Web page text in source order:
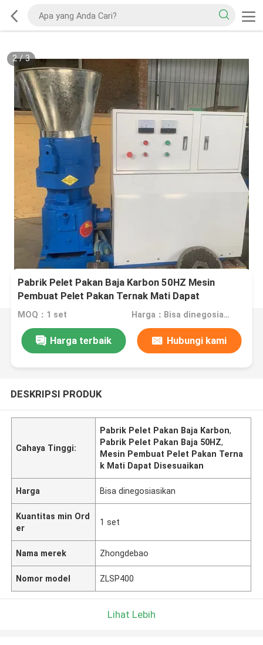
2/3
Pabrik Pelet Pakan Baja Karbon 50HZ Mesin
Pembuat Pelet Pakan Ternak Mati Dapat
Disesuaikan
MOQ：1 set Harga：Bisa dinegosiasikan
Harga terbaik Hubungi kami
DESKRIPSI PRODUK
Cahaya Tinggi:
Pabrik Pelet Pakan Baja Karbon,
Pabrik Pelet Pakan Baja 50HZ,
Mesin Pembuat Pelet Pakan Terna
k Mati Dapat Disesuaikan
Harga Bisa dinegosiasikan
Kuantitas min Ord
er
1 set
Nama merek Zhongdebao
Nomor model ZLSP400
Lihat Lebih